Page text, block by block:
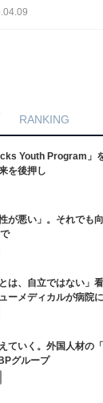
中止！フジテレビ
RANKING
Youth Program」
を後押し
が悪い」。それでも
は、自立ではない」
ーメディカルが病院
ていく。外国人材の
グループ